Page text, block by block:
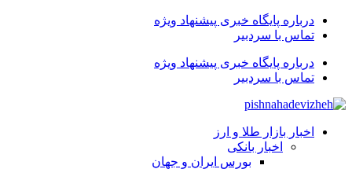
درباره پایگاه خبری پیشنهاد ویژه
تماس با سردبیر
درباره پایگاه خبری پیشنهاد ویژه
تماس با سردبیر
اخبار بازار طلا و ارز
اخبار بانکی
بورس ایران و جهان